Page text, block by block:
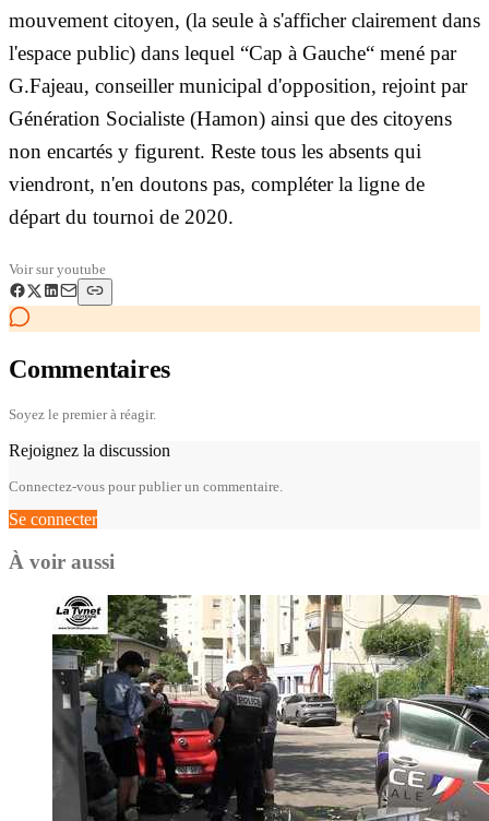
mouvement citoyen, (la seule à s'afficher clairement dans
l'espace public) dans lequel “Cap à Gauche“ mené par
G.Fajeau, conseiller municipal d'opposition, rejoint par
Génération Socialiste (Hamon) ainsi que des citoyens
non encartés y figurent. Reste tous les absents qui
viendront, n'en doutons pas, compléter la ligne de
départ du tournoi de 2020.
Voir suryoutube
Commentaires
Soyez le premier à réagir.
Rejoignez la discussion
Connectez-vous pour publier un commentaire.
Se connecter
À voir aussi